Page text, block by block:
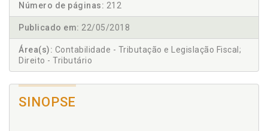
Número de páginas: 212
Publicado em: 22/05/2018
Área(s): Contabilidade - Tributação e Legislação Fiscal;
Direito - Tributário
SINOPSE